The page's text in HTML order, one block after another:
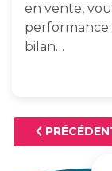
en vente,
performance
bilan…